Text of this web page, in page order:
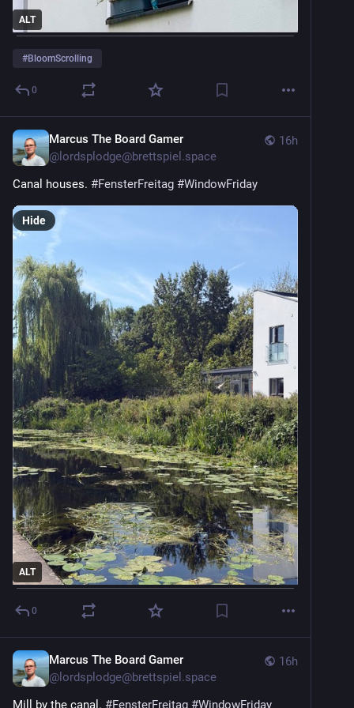
ALT
#BloomScrolling
0
16h
Marcus The Board Gamer
@ lordsplodge@brettspiel.space
Canal houses. #FensterFreitag #WindowFriday
ALT
Hide
0
16h
Marcus The Board Gamer
@ lordsplodge@brettspiel.space